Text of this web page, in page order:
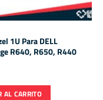
1U Para DELL
R640, R650, R440
AL CARRITO